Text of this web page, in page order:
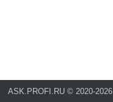
ASK.PROFI.RU © 2020-2026